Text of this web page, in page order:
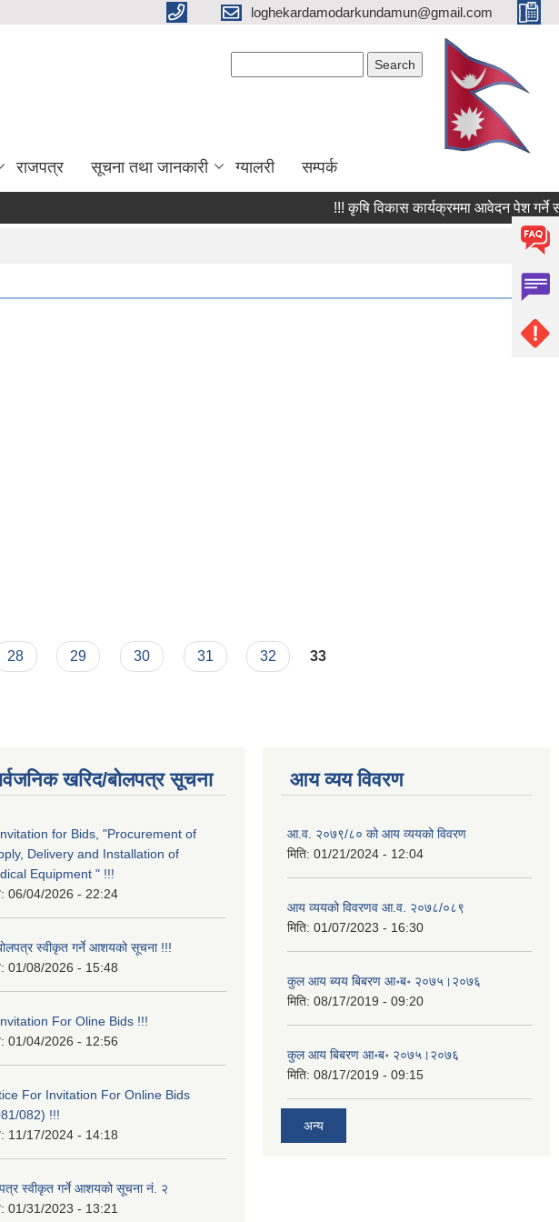
loghekardamodarkundamun@gmail.com
राजपत्र सूचना तथा जानकारी ग्यालरी सम्पर्क
!!! कृषि विकास कार्यक्रममा आवेदन पेश गर्ने
28 29 30 31 32 33
खरिद/बोलपत्र सूचना
for Bids, "Procurement of
Delivery and Installation of
Equipment " !!!
06/04/2026 - 22:24
स्वीकृत गर्ने आशयको सूचना !!!
01/08/2026 - 15:48
For Oline Bids !!!
01/04/2026 - 12:56
For Invitation For Online Bids
082) !!!
11/17/2024 - 14:18
स्वीकृत गर्ने आशयको सूचना नं. २
01/31/2023 - 13:21
आय व्यय विवरण
आ.व. २०७९/८० को आय व्ययको विवरण
मिति: 01/21/2024 - 12:04
आय व्ययको विवरणव आ.व. २०७८/०८९
मिति: 01/07/2023 - 16:30
कुल आय ब्यय बिबरण आ॰ब॰ २०७५।२०७६
मिति: 08/17/2019 - 09:20
कुल आय बिबरण आ॰ब॰ २०७५।२०७६
मिति: 08/17/2019 - 09:15
अन्य